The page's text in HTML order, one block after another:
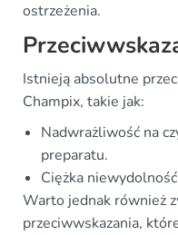
ostrzeżenia.
Istnieją absolutne
Champix, takie jak:
Nadwrażliwość na
preparatu.
Ciężka
Warto jednak również
przeciwwskazania,